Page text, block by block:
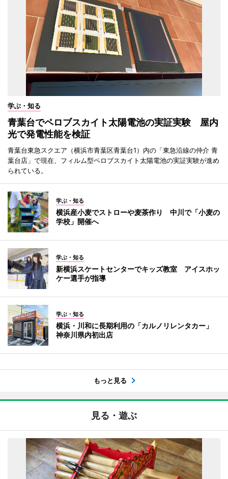
学ぶ・知る
青葉台でペロブスカイト太陽電池の実証実験 屋内
光で発電性能を検証
青葉台東急スクエア（横浜市青葉区青葉台1）内の「東急沿線の仲介 青
葉台店」で現在、フィルム型ペロブスカイト太陽電池の実証実験が進め
られている。
学ぶ・知る
横浜産小麦でストローや麦茶作り 中川で「小麦の
学校」開催へ
学ぶ・知る
新横浜スケートセンターでキッズ教室 アイスホッ
ケー選手が指導
学ぶ・知る
横浜・川和に長期利用の「カルノリレンタカー」
神奈川県内初出店
もっと見る
見る・遊ぶ